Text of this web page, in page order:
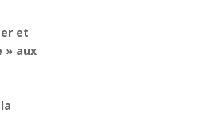
et
» aux